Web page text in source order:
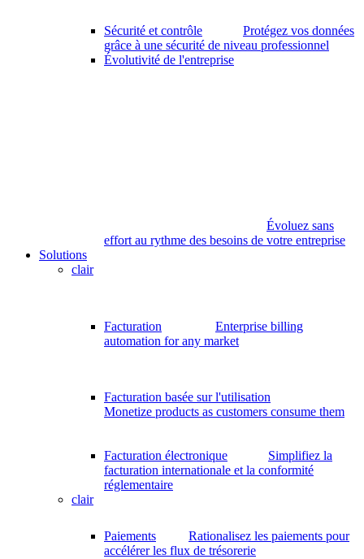
Sécurité et contrôle
Protégez vos données
grâce à une sécurité de niveau professionnel
Évolutivité de l'entreprise
Évoluez sans
effort au rythme des besoins de votre entreprise
Solutions
clair
Facturation
Enterprise billing
automation for any market
Facturation basée sur l'utilisation
Monetize products as customers consume them
Facturation électronique
Simplifiez la
facturation internationale et la conformité
réglementaire
clair
Paiements
Rationalisez les paiements pour
accélérer les flux de trésorerie